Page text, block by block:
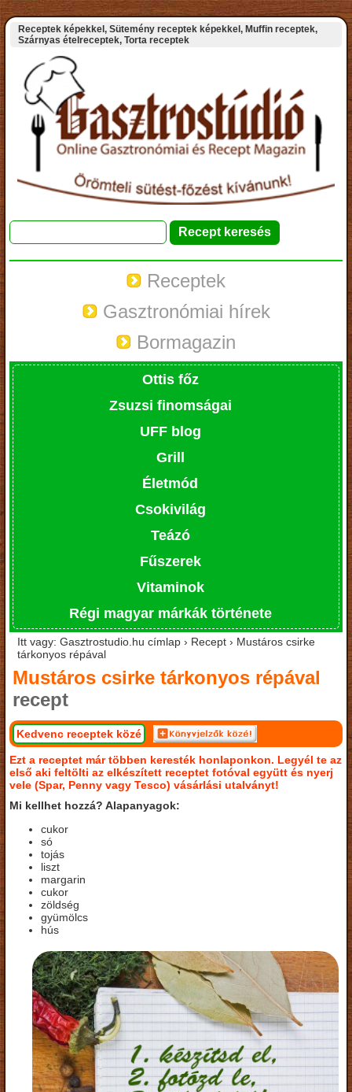
Receptek képekkel, Sütemény receptek képekkel, Muffin receptek,
Szárnyas ételreceptek, Torta receptek
Receptek
Gasztronómiai hírek
Bormagazin
Ottis főz
Zsuzsi finomságai
UFF blog
Grill
Életmód
Csokivilág
Teázó
Fűszerek
Vitaminok
Régi magyar márkák története
Itt vagy: Gasztrostudio.hu címlap › Recept › Mustáros csirke
tárkonyos répával
Mustáros csirke tárkonyos répával
recept
Kedvenc receptek közé
Ezt a receptet már többen keresték honlaponkon. Legyél te az
első aki feltölti az elkészített receptet fotóval együtt és nyerj
vele (Spar, Penny vagy Tesco) vásárlási utalványt!
Mi kellhet hozzá? Alapanyagok:
cukor
só
tojás
liszt
margarin
cukor
zöldség
gyümölcs
hús